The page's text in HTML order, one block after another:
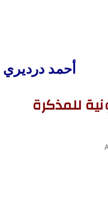
للمذكرة